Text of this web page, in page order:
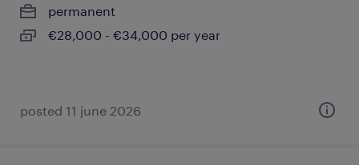
permanent
€28,000 - €34,000 per year
posted 11 june 2026